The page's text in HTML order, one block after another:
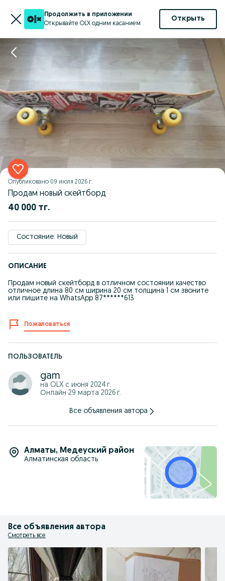
Продолжить в приложении
Открывайте OLX одним касанием
Открыть
Опубликовано 09 июля 2026 г.
Продам новый скейтборд
40 000 тг.
Состояние: Новый
ОПИСАНИЕ
Продам новый скейтборд в отличном состоянии качество
отличное длина 80 см ширина 20 см толщина 1 см звоните
или пишите на WhatsApp 87******613
Пожаловаться
ПОЛЬЗОВАТЕЛЬ
gam
на OLX с июня 2024 г.
Онлайн 29 марта 2026 г.
Все объявления автора
Алматы, Медеуский район
Алматинская область
Все объявления автора
Смотреть все